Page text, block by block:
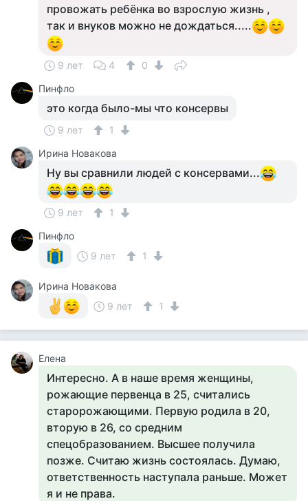
провожать ребёнка во взрослую жизнь ,
так и внуков можно не дождаться.....
9 лет 4
0
Пинфло
это когда было-мы что консервы
9 лет
1
Ирина Новакова
Ну вы сравнили людей с консервами...
9 лет
1
Пинфло
9 лет
1
Ирина Новакова
9 лет
1
Елена
Интересно. А в наше время женщины,
рожающие первенца в 25, считались
старорожающими. Первую родила в 20,
вторую в 26, со средним
спецобразованием. Высшее получила
позже. Считаю жизнь состоялась. Думаю,
ответственность наступала раньше. Может
я и не права.